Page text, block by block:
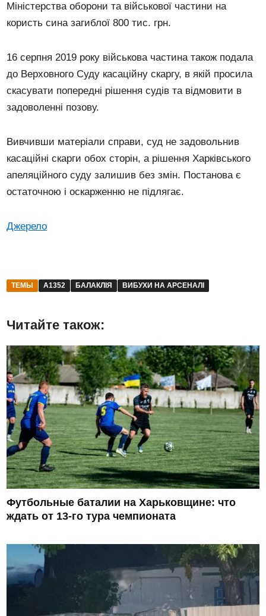
Міністерства оборони та військової частини на
користь сина загиблої 800 тис. грн.
16 серпня 2019 року військова частина також подала
до Верховного Суду касаційну скаргу, в якій просила
скасувати попередні рішення судів та відмовити в
задоволенні позову.
Вивчивши матеріали справи, суд не задовольнив
касаційні скарги обох сторін, а рішення Харківського
апеляційного суду залишив без змін. Постанова є
остаточною і оскарженню не підлягає.
Джерело
ТЕМЫ А1352 БАЛАКЛІЯ ВИБУХИ НА АРСЕНАЛІ
Читайте також:
Футбольные баталии на Харьковщине: что
ждать от 13-го тура чемпионата